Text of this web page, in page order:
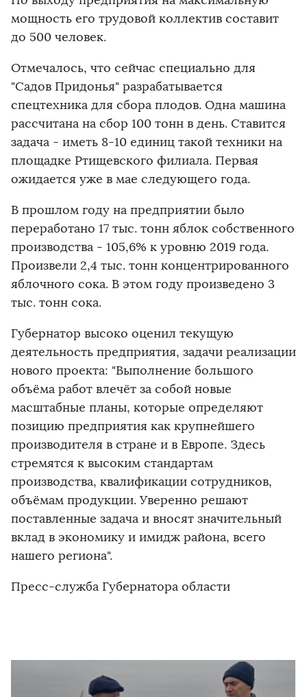
мощность его трудовой коллектив составит
до 500 человек.
Отмечалось, что сейчас специально для
"Садов Придонья" разрабатывается
спецтехника для сбора плодов. Одна машина
рассчитана на сбор 100 тонн в день. Ставится
задача - иметь 8-10 единиц такой техники на
площадке Ртищевского филиала. Первая
ожидается уже в мае следующего года.
В прошлом году на предприятии было
переработано 17 тыс. тонн яблок собственного
производства - 105,6% к уровню 2019 года.
Произвели 2,4 тыс. тонн концентрированного
яблочного сока. В этом году произведено 3
тыс. тонн сока.
Губернатор высоко оценил текущую
деятельность предприятия, задачи реализации
нового проекта: "Выполнение большого
объёма работ влечёт за собой новые
масштабные планы, которые определяют
позицию предприятия как крупнейшего
производителя в стране и в Европе. Здесь
стремятся к высоким стандартам
производства, квалификации сотрудников,
объёмам продукции. Уверенно решают
поставленные задача и вносят значительный
вклад в экономику и имидж района, всего
нашего региона".
Пресс-служба Губернатора области